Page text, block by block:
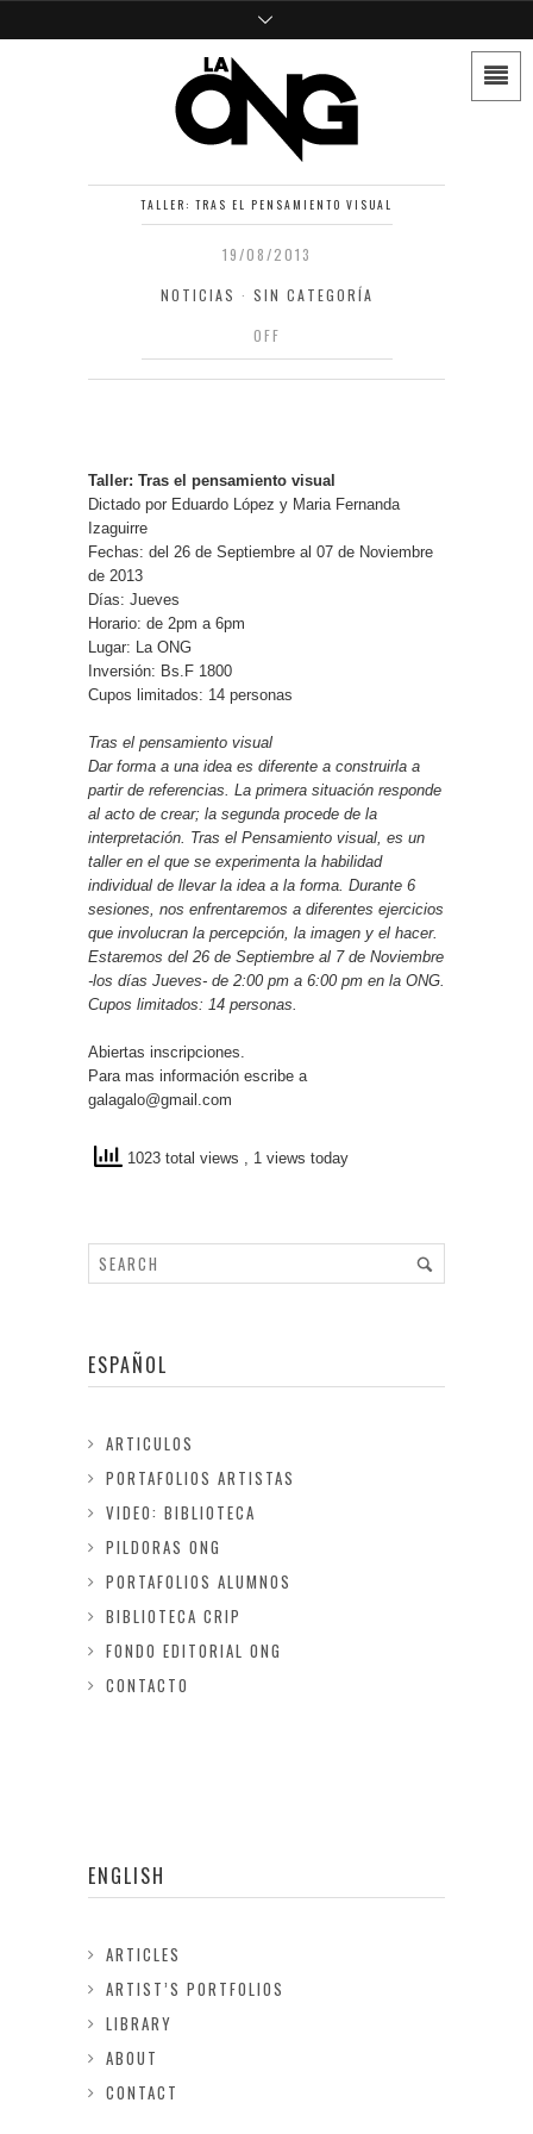
TALLER: TRAS EL PENSAMIENTO VISUAL
19/08/2013
NOTICIAS · SIN CATEGORÍA
OFF
Taller: Tras el pensamiento visual
Dictado por Eduardo López y Maria Fernanda
Izaguirre
Fechas: del 26 de Septiembre al 07 de Noviembre
de 2013
Días: Jueves
Horario: de 2pm a 6pm
Lugar: La ONG
Inversión: Bs.F 1800
Cupos limitados: 14 personas
Tras el pensamiento visual
Dar forma a una idea es diferente a construirla a
partir de referencias. La primera situación responde
al acto de crear; la segunda procede de la
interpretación. Tras el Pensamiento visual, es un
taller en el que se experimenta la habilidad
individual de llevar la idea a la forma. Durante 6
sesiones, nos enfrentaremos a diferentes ejercicios
que involucran la percepción, la imagen y el hacer.
Estaremos del 26 de Septiembre al 7 de Noviembre
-los días Jueves- de 2:00 pm a 6:00 pm en la ONG.
Cupos limitados: 14 personas.
Abiertas inscripciones.
Para mas información escribe a
galagalo@gmail.com
1023 total views , 1 views today
ESPAÑOL
ARTICULOS
PORTAFOLIOS ARTISTAS
VIDEO: BIBLIOTECA
PILDORAS ONG
PORTAFOLIOS ALUMNOS
BIBLIOTECA CRIP
FONDO EDITORIAL ONG
CONTACTO
ENGLISH
ARTICLES
ARTIST’S PORTFOLIOS
LIBRARY
ABOUT
CONTACT